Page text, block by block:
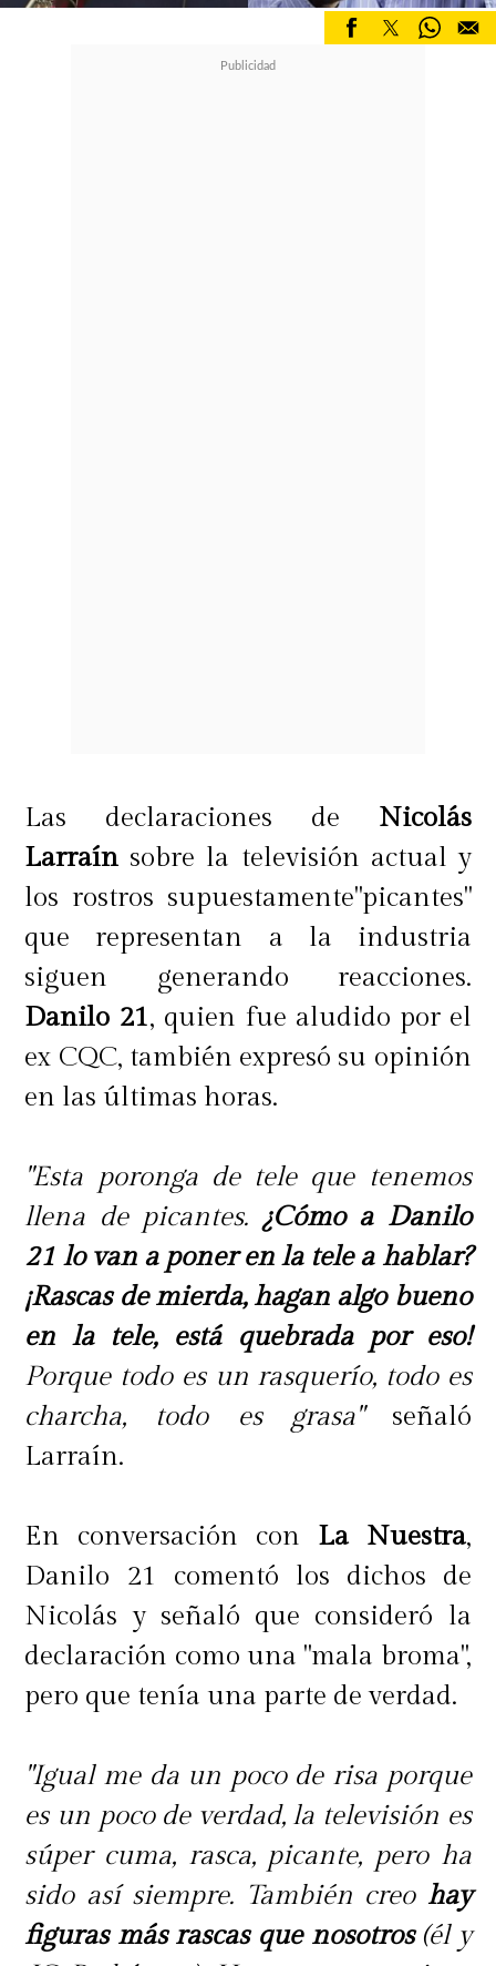
Las declaraciones de Nicolás
Larraín sobre la televisión actual y
los rostros supuestamente"picantes"
que representan a la industria
siguen generando reacciones.
Danilo 21, quien fue aludido por el
ex CQC, también expresó su opinión
en las últimas horas.
"Esta poronga de tele que tenemos
llena de picantes. ¿Cómo a Danilo
21 lo van a poner en la tele a hablar?
¡Rascas de mierda, hagan algo bueno
en la tele, está quebrada por eso!
Porque todo es un rasquerío, todo es
charcha, todo es grasa"señaló
Larraín.
En conversación con La Nuestra,
Danilo 21 comentó los dichos de
Nicolás y señaló que consideró la
declaración como una "mala broma",
pero que tenía una parte de verdad.
"Igual me da un poco de risa porque
es un poco de verdad, la televisión es
súper cuma, rasca, picante, pero ha
sido así siempre. También creo hay
figuras más rascas que nosotros(él y